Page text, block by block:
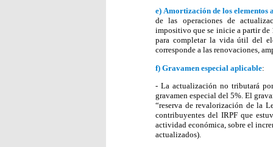
e) Amortización de los elementos
de las operaciones de
impositivo que se inicie a partir de
para completar la vida útil del
corresponde a las renovaciones,
f) Gravamen especial aplicable:
- La actualización no tributará
gravamen especial del 5%. El
“reserva de revalorización de la
contribuyentes del IRPF que
actividad económica, sobre el
actualizados).